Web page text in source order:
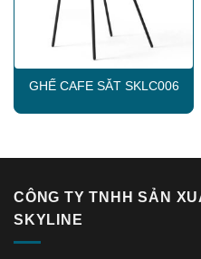
GHẾ CAFE SẮT SKLC006
CÔNG TY TNHH SẢN
SKYLINE